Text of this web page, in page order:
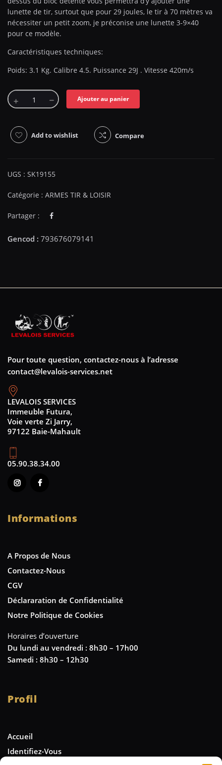
lunette de tir, surtout que pour 29 joules, le tir à 70 mètres va
nécessiter un petit zoom, je préconise une lunette 3-9×40
pour ce modèle.
Caractéristiques techniques:
Poids: 3.1 Kg. Calibre 4.5. Puissance 29J . Vitesse 420m/s
Ajouter au panier
Add to wishlist Compare
UGS : SK19155
Catégorie : ARMES TIR & LOISIR
Partager :
Pour toute question, contactez-nous à l’adresse
contact@levalois-services.net
LEVALOIS SERVICES
Immeuble Futura,
Voie verte Zi Jarry,
97122 Baie-Mahault
05.90.38.34.00
Informations
A Propos de Nous
Contactez-Nous
CGV
Déclararation de Confidentialité
Notre Politique de Cookies
Horaires d’ouverture
Du lundi au vendredi : 8h30 – 17h00
Samedi : 8h30 – 12h30
Profil
Accueil
Identifiez-Vous